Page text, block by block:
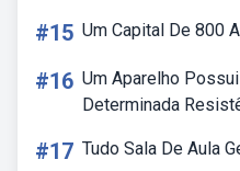
#15 Um Capital De 800
#16 Um Aparelho
Determinada
#17 Tudo Sala De Aula